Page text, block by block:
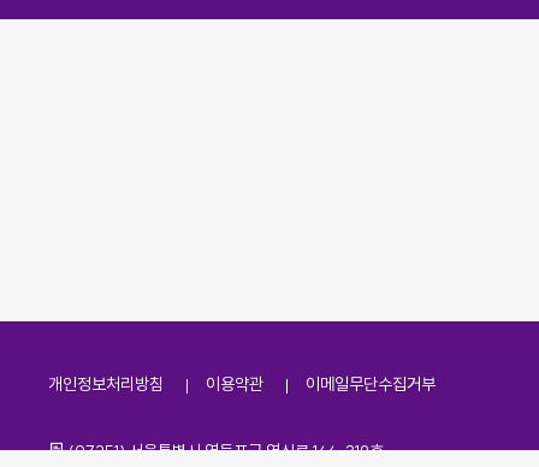
개인정보처리방침 이용약관 이메일무단수집거부
주소
(07251) 서울특별시 영등포구 영신로 166, 319호